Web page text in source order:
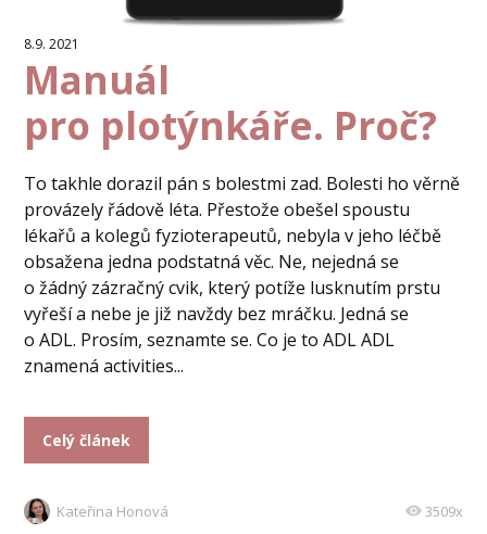
8.9. 2021
Manuál
pro plotýnkáře. Proč?
To takhle dorazil pán s bolestmi zad. Bolesti ho věrně
provázely řádově léta. Přestože obešel spoustu
lékařů a kolegů fyzioterapeutů, nebyla v jeho léčbě
obsažena jedna podstatná věc. Ne, nejedná se
o žádný zázračný cvik, který potíže lusknutím prstu
vyřeší a nebe je již navždy bez mráčku. Jedná se
o ADL. Prosím, seznamte se. Co je to ADL ADL
znamená activities...
Celý článek
Kateřina Honová 3509x